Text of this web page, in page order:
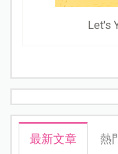
Let's
最新文章 熱